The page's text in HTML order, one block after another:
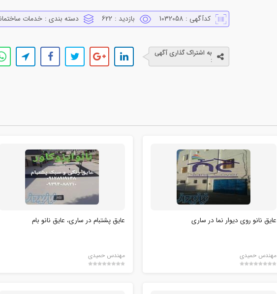
کدآگهی : 1032058 بازدید : 622 دسته بندی : خدمات
به اشتراک گذاری آگهی
:
عایق نانو روی دیوار نما در ساری
مهندس حمیدی
عایق پشتبام در ساری، عایق نانو بام
مهندس حمیدی